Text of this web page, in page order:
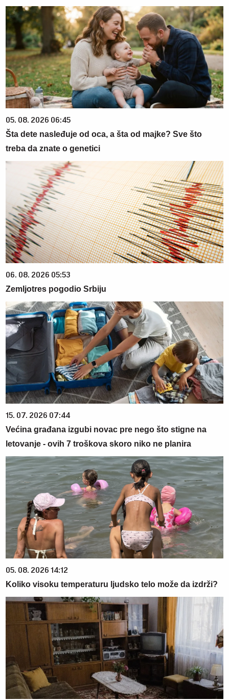
05. 08. 2026 06:45
Šta dete nasleđuje od oca, a šta od majke? Sve što
treba da znate o genetici
06. 08. 2026 05:53
Zemljotres pogodio Srbiju
15. 07. 2026 07:44
Većina građana izgubi novac pre nego što stigne na
letovanje - ovih 7 troškova skoro niko ne planira
05. 08. 2026 14:12
Koliko visoku temperaturu ljudsko telo može da izdrži?